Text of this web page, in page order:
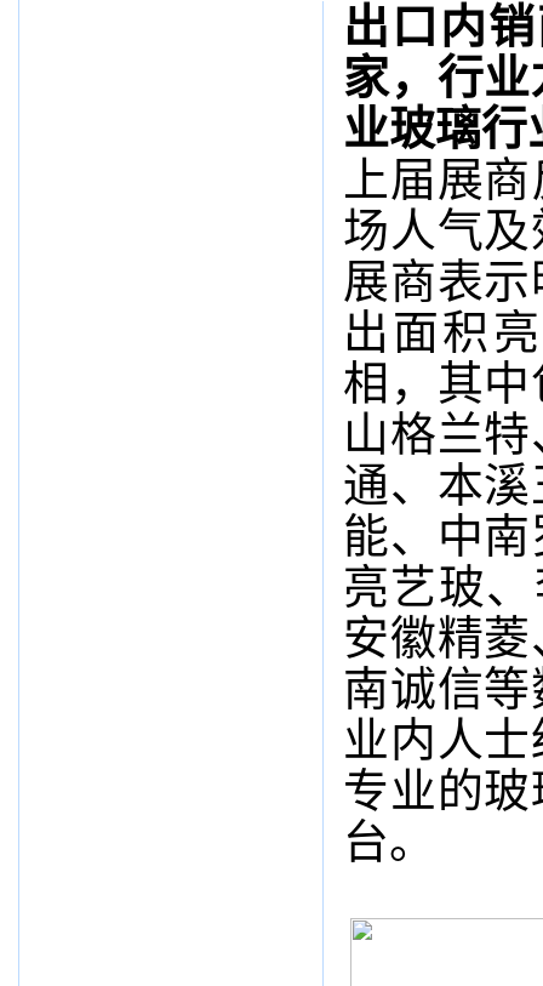
出口内
家，行
业玻璃行
上届展
场人气
展商表
出面积
相，其
山格兰
通、本
能、中
亮艺玻
安徽精
南诚信
业内人
专业的
台。